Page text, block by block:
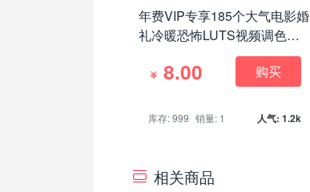
年费VIP专享185个大气电影婚
礼冷暖恐怖LUTS视频调色预
设(AE/Pr/FCPX/达芬奇/PS等)
8.00 购买
库存: 999 销量: 1 人气: 1.2k
相关商品